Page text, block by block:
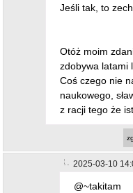
Jeśli tak, to
Otóż moim
zdobywa latami
Coś czego nie
naukowego,
z racji tego że
2025-03-10
@~takitam